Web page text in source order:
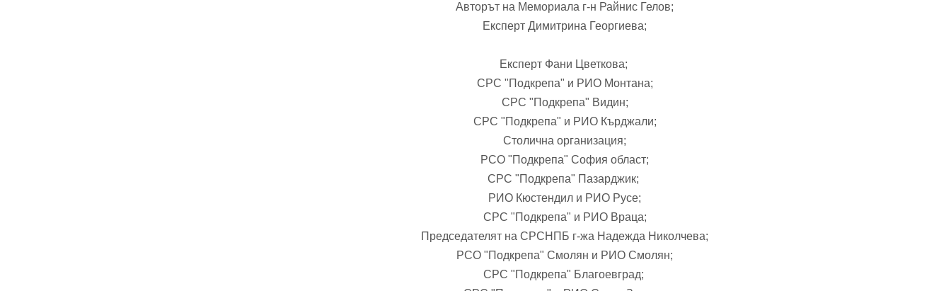
Авторът на Мемориала г-н Райнис Гелов;
Експерт Димитрина Георгиева;
Експерт Фани Цветкова;
СРС "Подкрепа" и РИО Монтана;
СРС "Подкрепа" Видин;
СРС "Подкрепа" и РИО Кърджали;
Столична организация;
РСО "Подкрепа" София област;
СРС "Подкрепа" Пазарджик;
РИО Кюстендил и РИО Русе;
СРС "Подкрепа" и РИО Враца;
Председателят на СРСНПБ г-жа Надежда Николчева;
РСО "Подкрепа" Смолян и РИО Смолян;
СРС "Подкрепа" Благоевград;